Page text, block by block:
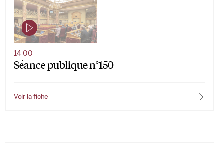
Séance publique n°150
14:00
Voir la fiche